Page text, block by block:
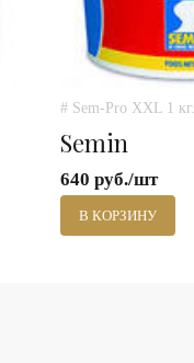
# Sem-Pro XXL 1 кг.
Semin
640 руб./шт
В КОРЗИНУ